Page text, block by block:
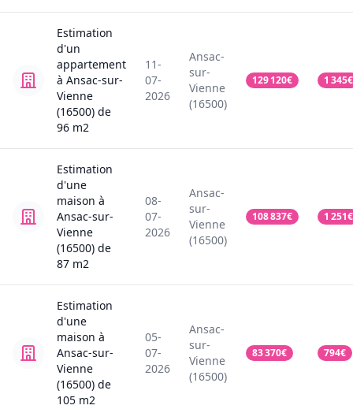
Estimation
d'un
appartement
à Ansac-sur-
Vienne
(16500) de
96 m2
11-
07-
2026
Ansac-
sur-
Vienne
(16500)
129 120€ 1 345€
Estimation
d'une
maison à
Ansac-sur-
Vienne
(16500) de
87 m2
08-
07-
2026
Ansac-
sur-
Vienne
(16500)
108 837€ 1 251€
Estimation
d'une
maison à
Ansac-sur-
Vienne
(16500) de
105 m2
05-
07-
2026
Ansac-
sur-
Vienne
(16500)
83 370€ 794€